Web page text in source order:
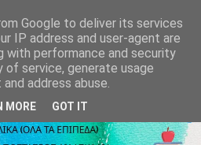
Google to deliver its services
IP address and user-agent are
with performance and security
service, generate usage
address abuse.
MORE GOT IT